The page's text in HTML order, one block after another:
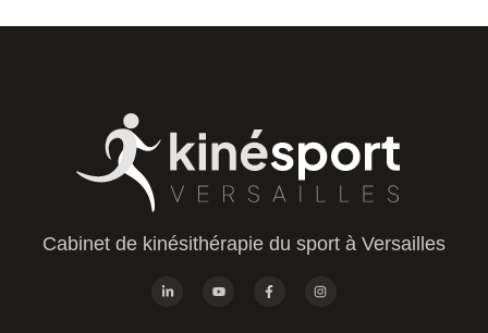
Cabinet de kinésithérapie du sport à Versailles